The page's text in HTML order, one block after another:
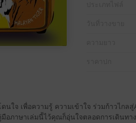
นใจ เพื่อความรู้ ความเข้าใจ ร่วมก้าวไกล
มือภาษาเล่มนี้ไว้คุณก็อุ่นใจตลอดการเดินท